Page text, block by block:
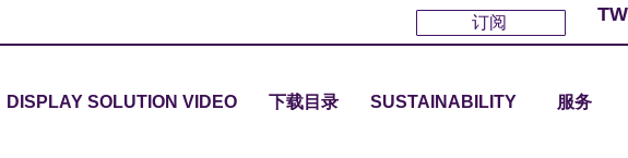
订阅
DISPLAY SOLUTION VIDEO 下载目录 SUSTAINABILITY 服务